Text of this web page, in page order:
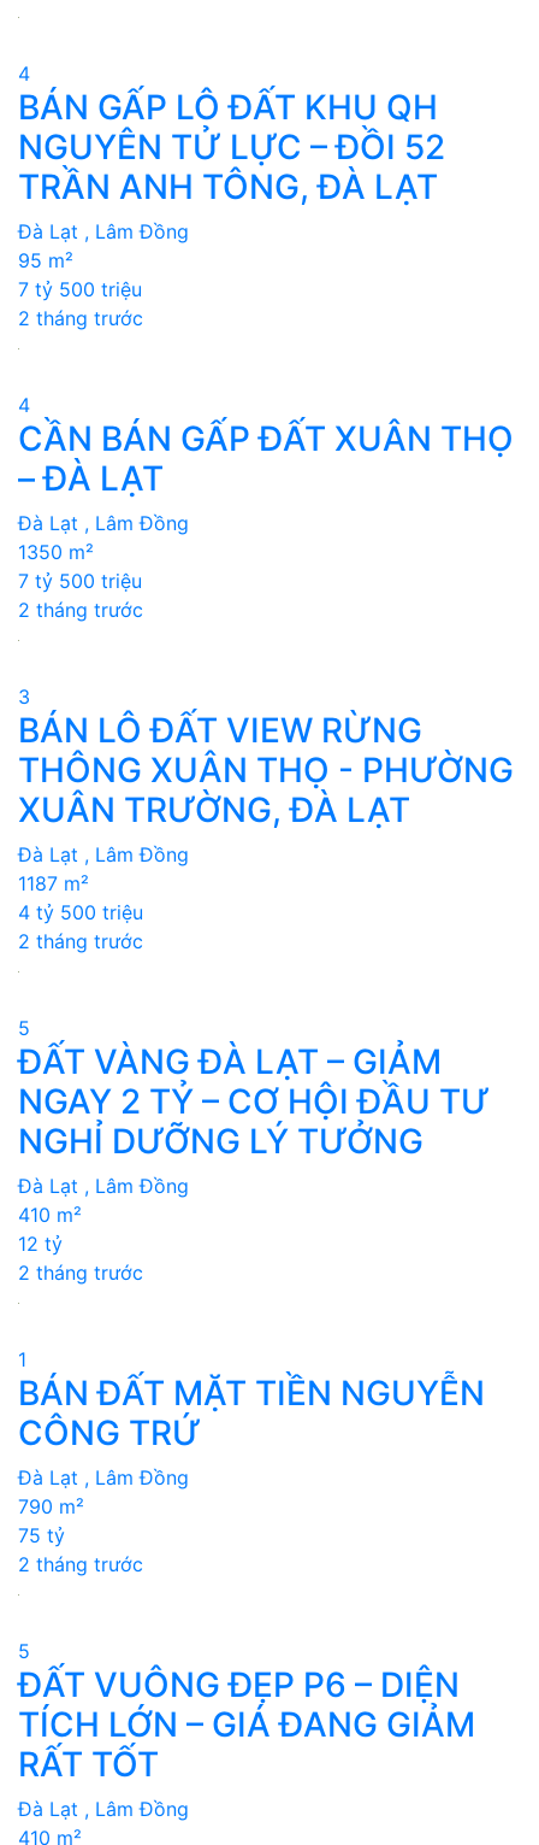
4
BÁN GẤP LÔ ĐẤT KHU QH
NGUYÊN TỬ LỰC – ĐỒI 52
TRẦN ANH TÔNG, ĐÀ LẠT
Đà Lạt , Lâm Đồng
95 m²
7 tỷ 500 triệu
2 tháng trước
4
CẦN BÁN GẤP ĐẤT XUÂN THỌ
– ĐÀ LẠT
Đà Lạt , Lâm Đồng
1350 m²
7 tỷ 500 triệu
2 tháng trước
3
BÁN LÔ ĐẤT VIEW RỪNG
THÔNG XUÂN THỌ - PHƯỜNG
XUÂN TRƯỜNG, ĐÀ LẠT
Đà Lạt , Lâm Đồng
1187 m²
4 tỷ 500 triệu
2 tháng trước
5
ĐẤT VÀNG ĐÀ LẠT – GIẢM
NGAY 2 TỶ – CƠ HỘI ĐẦU TƯ
NGHỈ DƯỠNG LÝ TƯỞNG
Đà Lạt , Lâm Đồng
410 m²
12 tỷ
2 tháng trước
1
BÁN ĐẤT MẶT TIỀN NGUYỄN
CÔNG TRỨ
Đà Lạt , Lâm Đồng
790 m²
75 tỷ
2 tháng trước
5
ĐẤT VUÔNG ĐẸP P6 – DIỆN
TÍCH LỚN – GIÁ ĐANG GIẢM
RẤT TỐT
Đà Lạt , Lâm Đồng
410 m²